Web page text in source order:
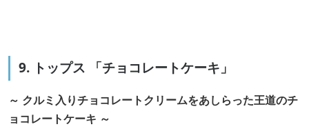
9. トップス 「チョコレートケーキ」
～ クルミ入りチョコレートクリームをあしらった王道のチ
ョコレートケーキ ～